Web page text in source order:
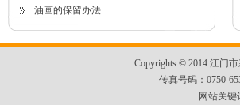
4台、原纸分切机2台、纸管分切机（含数
生产纸管内径范围为30mm~225mm，厚
度范围为1.5mm~15mm，长度为任意长。
油画的保留办法
Copyrights © 2014 江门
传真号码：0750-
网站关键